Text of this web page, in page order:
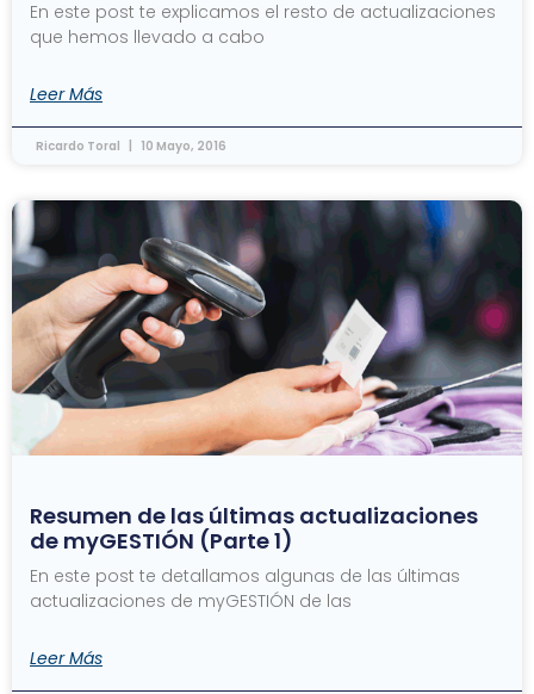
En este post te explicamos el resto de actualizaciones
que hemos llevado a cabo
Leer Más
Ricardo Toral 10 Mayo, 2016
Resumen de las últimas actualizaciones
de myGESTIÓN (Parte 1)
En este post te detallamos algunas de las últimas
actualizaciones de myGESTIÓN de las
Leer Más